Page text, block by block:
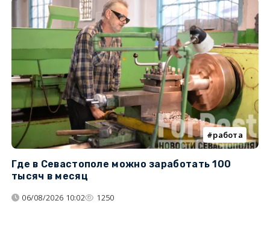
работа
Где в Севастополе можно заработать 100
тысяч в месяц
06/08/2026 10:02 1250